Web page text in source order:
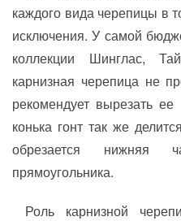
каждого вида черепицы в
исключения. У самой
коллекции Шинглас,
карнизная черепица не
рекомендует вырезать
конька гонт так же
обрезается нижняя
прямоугольника.
Роль карнизной